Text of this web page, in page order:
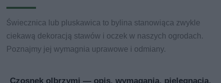
Świecznica lub pluskawica to bylina stanowiąca zwykle
ciekawą dekoracją stawów i oczek w naszych ogrodach.
Poznajmy jej wymagnia uprawowe i odmiany.
Czosnek olbrzymi — opis, wymagania, pielęgnacja,